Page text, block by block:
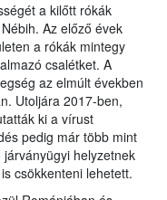
a kilőtt rókák
Az előző évek
a rókák mintegy
csalétket. A
az elmúlt években
Utoljára 2017-ben,
ki a vírust
pedig már több mint
helyzetnek
csökkenteni lehetett.